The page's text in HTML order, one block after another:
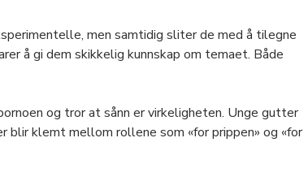
men samtidig sliter de med å tilegne
å gi dem skikkelig kunnskap om temaet. Både
og tror at sånn er virkeligheten. Unge gutter
klemt mellom rollene som «for prippen» og «for